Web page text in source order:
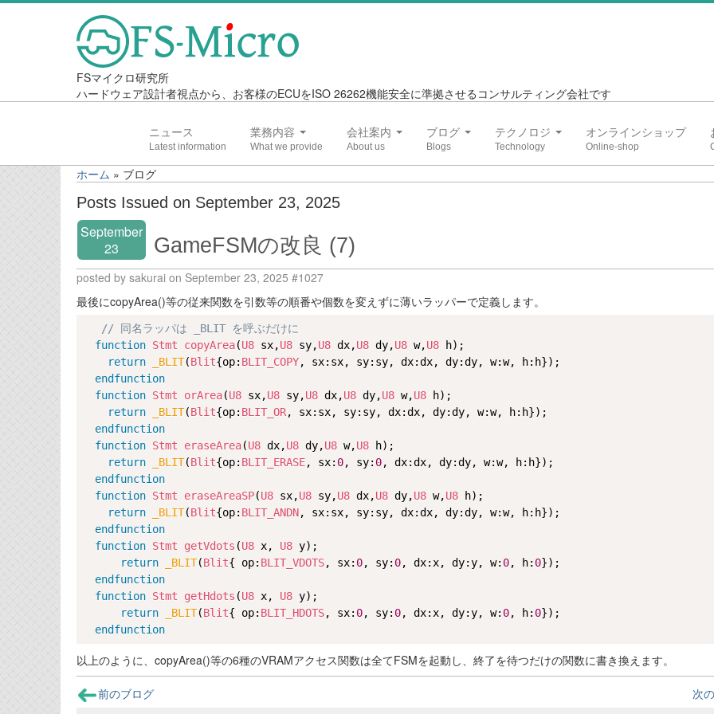
FSマイクロ研究所
ハードウェア設計者視点から、お客様のECUをISO 26262機能安全に準拠させるコンサルティング会社です
ニュース 業務内容 会社案内 ブログ テクノロジ オンラインショップ
ホーム » ブログ
Posts Issued on September 23, 2025
September
23
GameFSMの改良 (7)
posted by sakurai on September 23, 2025 #1027
最後にcopyArea()等の従来関数を引数等の順番や個数を変えずに薄いラッパーで定義します。
// 同名ラッパは _BLIT を呼ぶだけに
function Stmt copyArea(U8 sx,U8 sy,U8 dx,U8 dy,U8 w,U8 h);
return
_BLIT(Blit{op: BLIT_COPY, sx:sx, sy:sy, dx:dx, dy:dy, w:w, h:h});
endfunction
function Stmt orArea(U8 sx,U8 sy,U8 dx,U8 dy,U8 w,U8 h);
return
_BLIT(Blit{op: BLIT_OR, sx:sx, sy:sy, dx:dx, dy:dy, w:w, h:h});
endfunction
function Stmt eraseArea(U8 dx,U8 dy,U8 w,U8 h);
return
_BLIT(Blit{op: BLIT_ERASE, sx: 0, sy: 0, dx:dx, dy:dy, w:w, h:h});
endfunction
function Stmt eraseAreaSP(U8 sx,U8 sy,U8 dx,U8 dy,U8 w,U8 h);
return
_BLIT(Blit{op: BLIT_ANDN, sx:sx, sy:sy, dx:dx, dy:dy, w:w, h:h});
endfunction
function Stmt getVdots (U8 x, U8 y);
return
_BLIT(Blit{ op: BLIT_VDOTS, sx: 0, sy: 0, dx:x, dy:y, w: 0, h: 0});
endfunction
function Stmt getHdots (U8 x, U8 y);
return
_BLIT(Blit{ op: BLIT_HDOTS, sx: 0, sy: 0, dx:x, dy:y, w: 0, h: 0});
endfunction
以上のように、copyArea()等の6種のVRAMアクセス関数は全てFSMを起動し、終了を待つだけの関数に書き換えます。
前のブログ
次